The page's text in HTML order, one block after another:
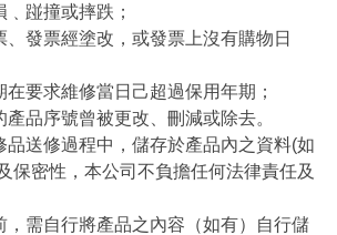
踫撞或摔跌；
、發票經塗改，或發票上沒有購物日
在要求維修當日己超過保用年期；
產品序號曾被更改、刪減或除去。
品送修過程中，儲存於產品內之資料(如
保密性，本公司不負擔任何法律責任及
，需自行將產品之內容（如有）自行儲